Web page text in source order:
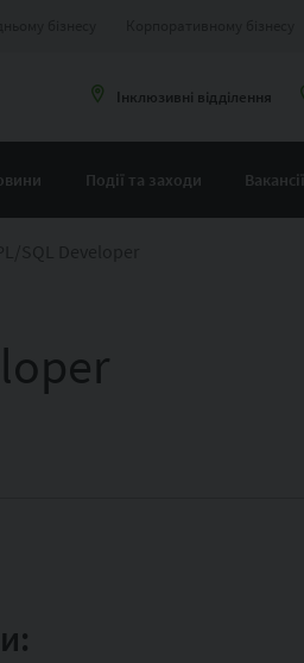
Інклюзивні відділення
Події та заходи Вакансії